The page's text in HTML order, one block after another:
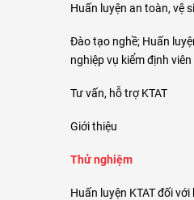
Huấn luyện an toàn, vệ
Đào tạo nghề; Huấn
nghiệp vụ kiểm định viên
Tư vấn, hỗ trợ KTAT
Giới thiệu
Thử nghiệm
Huấn luyện KTAT đối